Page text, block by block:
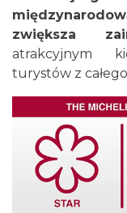
zwiększa
atrakcyjnym
turystów z